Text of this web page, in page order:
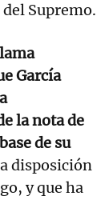
Supremo.
García
la nota de
de su
disposición
y que ha